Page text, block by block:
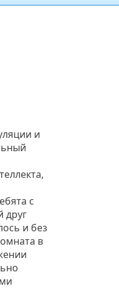
и
с
друг
и без
в